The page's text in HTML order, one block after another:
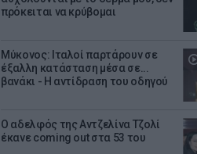
πρόκειται να κρύβομαι
Μύκονος: Ιταλοί παρτάρουν σε
έξαλλη κατάσταση μέσα σε...
βανάκι - Η αντίδραση του οδηγού
Ο αδελφός της Αντζελίνα Τζολί
έκανε coming out στα 53 του